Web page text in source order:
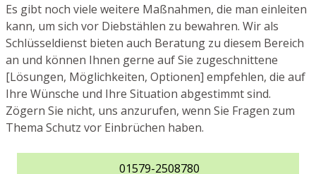
Es gibt noch viele weitere Maßnahmen, die man einleiten
kann, um sich vor Diebstählen zu bewahren. Wir als
Schlüsseldienst bieten auch Beratung zu diesem Bereich
an und können Ihnen gerne auf Sie zugeschnittene
[Lösungen, Möglichkeiten, Optionen] empfehlen, die auf
Ihre Wünsche und Ihre Situation abgestimmt sind.
Zögern Sie nicht, uns anzurufen, wenn Sie Fragen zum
Thema Schutz vor Einbrüchen haben.
01579-2508780